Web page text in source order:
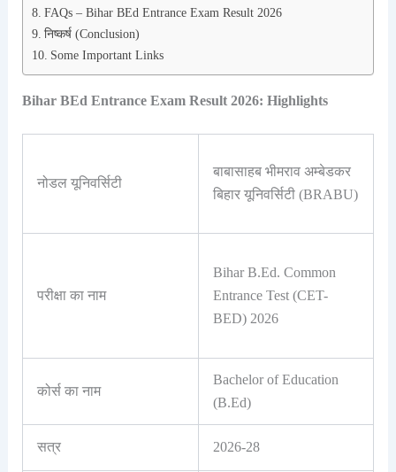
FAQs – Bihar BEd Entrance Exam Result 2026
निष्कर्ष (Conclusion)
Some Important Links
Bihar BEd Entrance Exam Result 2026: Highlights
नोडल यूनिवर्सिटी
बाबासाहब भीमराव अम्बेडकर
बिहार यूनिवर्सिटी (BRABU)
परीक्षा का नाम
Bihar B.Ed. Common
Entrance Test (CET-
BED) 2026
कोर्स का नाम
Bachelor of Education
(B.Ed)
सत्र 2026-28